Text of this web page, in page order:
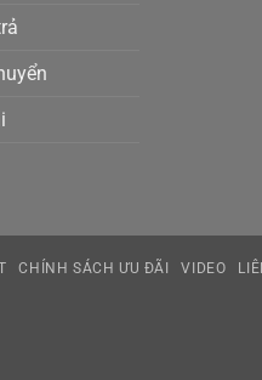
CHÍNH SÁCH ƯU ĐÃI VIDEO